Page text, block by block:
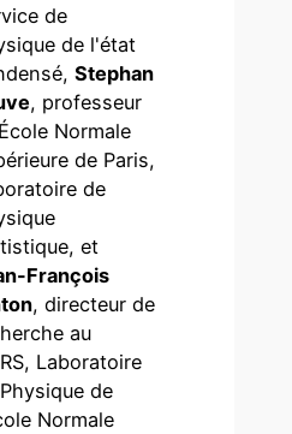
de
de l'état
Stephan
, professeur
Normale
de Paris,
de
et
François
, directeur de
au
Laboratoire
de
Normale